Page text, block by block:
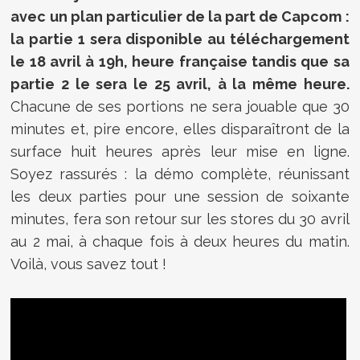
avec un plan particulier de la part de Capcom :
la partie 1 sera disponible au téléchargement
le 18 avril à 19h, heure française tandis que sa
partie 2 le sera le 25 avril, à la même heure.
Chacune de ses portions ne sera jouable que 30
minutes et, pire encore, elles disparaîtront de la
surface huit heures après leur mise en ligne.
Soyez rassurés : la démo complète, réunissant
les deux parties pour une session de soixante
minutes, fera son retour sur les stores du 30 avril
au 2 mai, à chaque fois à deux heures du matin.
Voilà, vous savez tout !